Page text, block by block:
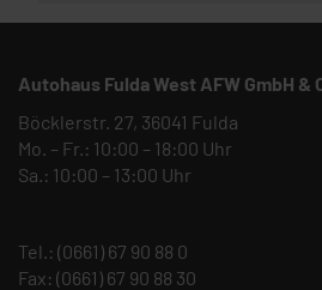
Autohaus Fulda West AFW GmbH &
Böcklerstr. 27, 36041 Fulda
Mo. – Fr.: 10:00 – 18:00 Uhr
Sa.: 10:00 – 13:00 Uhr
Tel.: (0661) 67 90 88 0
Fax: (0661) 67 90 88 30